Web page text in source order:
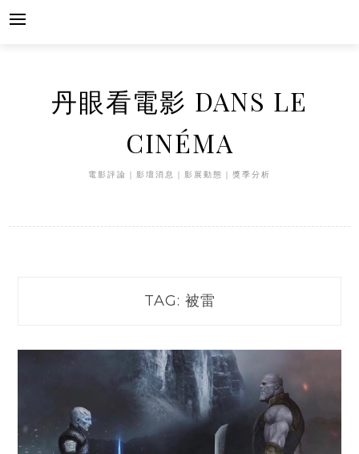
Skip
丹眼看電影 DANS LE
CINÉMA
電影評論｜影壇消息｜影展動態｜獎季分析
TAG: 被雷